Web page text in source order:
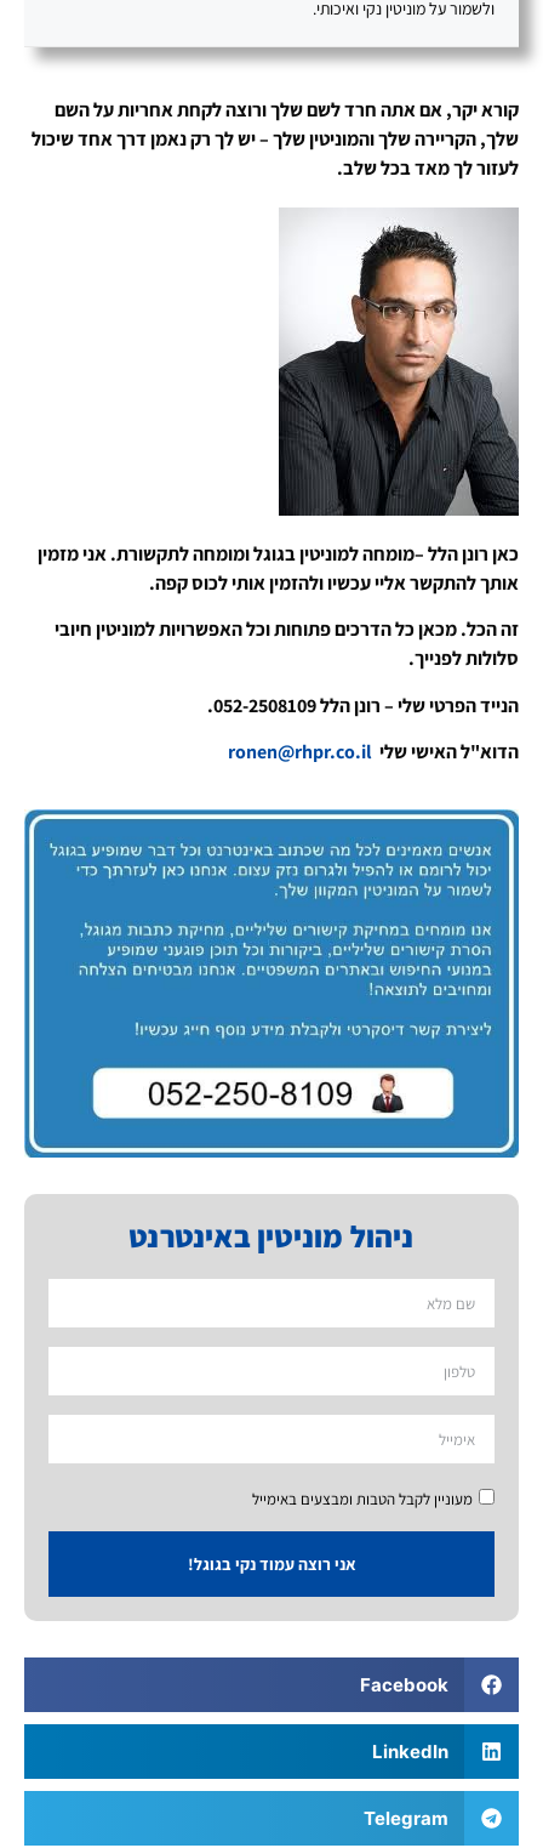
ולשמור על מוניטין נקי ואיכותי.
קורא יקר, אם אתה חרד לשם שלך ורוצה לקחת אחריות על השם
שלך, הקריירה שלך והמוניטין שלך – יש לך רק נאמן דרך אחד שיכול
לעזור לך מאד בכל שלב.
כאן רונן הלל –מומחה למוניטין בגוגל ומומחה לתקשורת. אני מזמין
אותך להתקשר אליי עכשיו ולהזמין אותי לכוס קפה.
זה הכל. מכאן כל הדרכים פתוחות וכל האפשרויות למוניטין חיובי
סלולות לפנייך.
הנייד הפרטי שלי – רונן הלל 052-2508109.
הדוא"ל האישי שלי
ניהול מוניטין באינטרנט
מעוניין לקבל הטבות ומבצעים באימייל
אני רוצה עמוד נקי בגוגל!
Facebook
LinkedIn
Telegram